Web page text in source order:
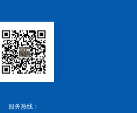
服务热线：